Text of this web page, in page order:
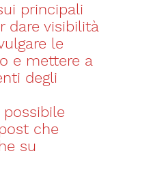
principali
dare visibilità
le
e mettere a
degli
possibile
che
su